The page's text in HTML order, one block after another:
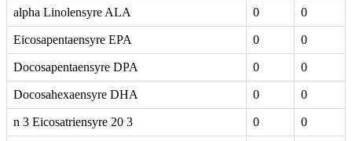
alpha Linolensyre ALA 0 0
Eicosapentaensyre EPA 0 0
Docosapentaensyre DPA 0 0
Docosahexaensyre DHA 0 0
n 3 Eicosatriensyre 20 3 0 0